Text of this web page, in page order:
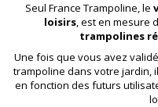
Seul France Trampoline, le
loisirs, est en mesure
trampolines
Une fois que vous avez
trampoline dans votre jardin,
en fonction des futurs